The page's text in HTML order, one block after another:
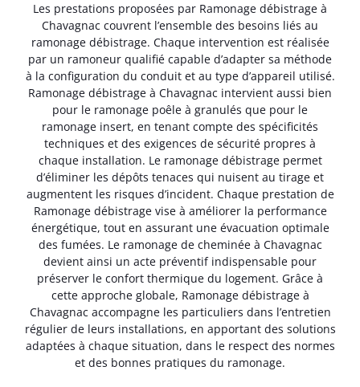
Les prestations proposées par Ramonage débistrage à
Chavagnac couvrent l’ensemble des besoins liés au
ramonage débistrage. Chaque intervention est réalisée
par un ramoneur qualifié capable d’adapter sa méthode
à la configuration du conduit et au type d’appareil utilisé.
Ramonage débistrage à Chavagnac intervient aussi bien
pour le ramonage poêle à granulés que pour le
ramonage insert, en tenant compte des spécificités
techniques et des exigences de sécurité propres à
chaque installation. Le ramonage débistrage permet
d’éliminer les dépôts tenaces qui nuisent au tirage et
augmentent les risques d’incident. Chaque prestation de
Ramonage débistrage vise à améliorer la performance
énergétique, tout en assurant une évacuation optimale
des fumées. Le ramonage de cheminée à Chavagnac
devient ainsi un acte préventif indispensable pour
préserver le confort thermique du logement. Grâce à
cette approche globale, Ramonage débistrage à
Chavagnac accompagne les particuliers dans l’entretien
régulier de leurs installations, en apportant des solutions
adaptées à chaque situation, dans le respect des normes
et des bonnes pratiques du ramonage.